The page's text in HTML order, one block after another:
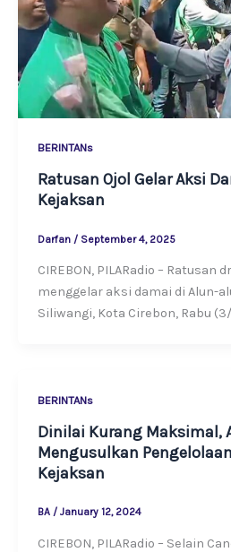
BERINTANs
Ratusan Ojol Gelar Aksi
Kejaksan
Darfan / September 4, 2025
CIREBON, PILARadio – Ratusan
menggelar aksi damai di Alun-
Siliwangi, Kota Cirebon, Rabu
BERINTANs
Dinilai Kurang Maksimal,
Mengusulkan
Kejaksan
BA / January 12, 2024
CIREBON, PILARadio – Selain